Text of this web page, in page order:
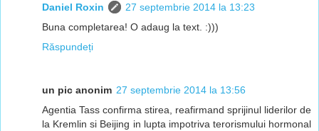
Daniel Roxin
27 septembrie 2014 la 13:23
Buna completarea! O adaug la text. :)))
Răspundeți
un pic anonim 27 septembrie 2014 la 13:56
Agentia Tass confirma stirea, reafirmand sprijinul liderilor de
la Kremlin si Beijing in lupta impotriva terorismului hormonal